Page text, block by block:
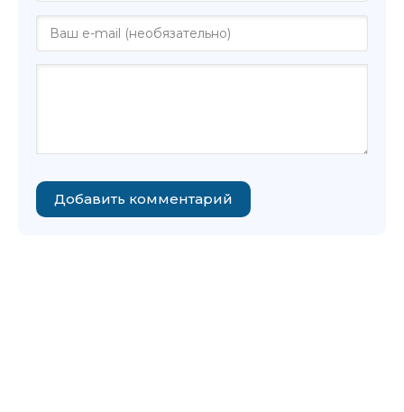
Добавить комментарий